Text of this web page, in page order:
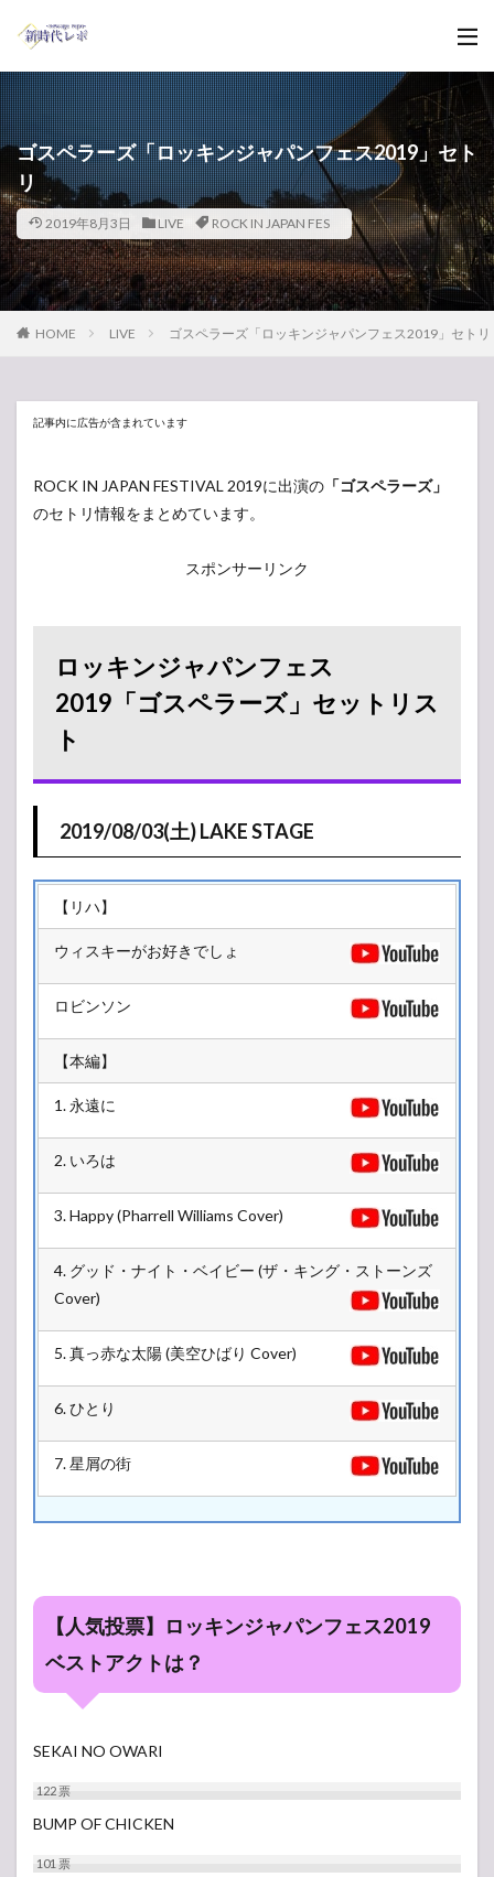
ゴスペラーズ「ロッキンジャパンフェス2019」セト
リ
2019年8月3日 LIVE ROCK IN JAPAN FES
HOME LIVE ゴスペラーズ「ロッキンジャパンフェス2019」セトリ
記事内に広告が含まれています
ROCK IN JAPAN FESTIVAL 2019に出演の 「ゴスペラーズ」
のセトリ情報をまとめています。
スポンサーリンク
ロッキンジャパンフェス
2019「ゴスペラーズ」セットリス
ト
2019/08/03(土) LAKE STAGE
【リハ】
ウィスキーがお好きでしょ
ロビンソン
【本編】
1. 永遠に
2. いろは
3. Happy (Pharrell Williams Cover)
4. グッド・ナイト・ベイビー (ザ・キング・ストーンズ
Cover)
5. 真っ赤な太陽 (美空ひばり Cover)
6. ひとり
7. 星屑の街
【人気投票】ロッキンジャパンフェス2019
ベストアクトは？
SEKAI NO OWARI
122票
BUMP OF CHICKEN
101票